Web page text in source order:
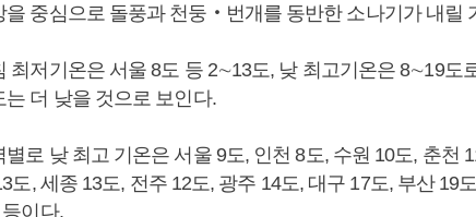
을 중심으로 돌풍과 천둥‧번개를 동반한 소나기가 내릴
최저기온은 서울 8도 등 2∼13도, 낮 최고기온은 8∼19도
는 더 낮을 것으로 보인다.
별로 낮 최고 기온은 서울 9도, 인천 8도, 수원 10도, 춘천
도, 세종 13도, 전주 12도, 광주 14도, 대구 17도, 부산 19
이다.